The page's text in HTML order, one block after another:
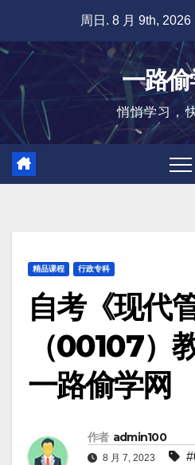
内
容
周日. 8 月 9th, 2026
一路
悄悄学习，
精品课程 行政专科
自考《现代
（00107）
一路偷学网
作者 admin100
8 月 7, 2023